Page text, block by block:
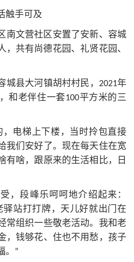
触手可及
南文营社区安置了安新、容城
，共有尚德花园、礼贤花园、
城县大河镇胡村村民，2021年
和老伴住一套100平方米的三
，电梯上下楼，当时拎包直接
我们安好了。现在每天住在宽
有啥，跟原来的生活相比，日
，段峰乐呵呵地介绍起来：
驿站打打牌，天儿好就出门在
常组织一些敬老活动。我和老
，钱够花、住也不用愁，孩子
。”